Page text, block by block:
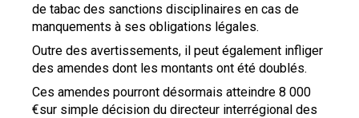
de tabac des sanctions disciplinaires en cas de
manquements à ses obligations légales.
Outre des avertissements, il peut également infliger
des amendes dont les montants ont été doublés.
Ces amendes pourront désormais atteindre 8 000
€sur simple décision du directeur interrégional des